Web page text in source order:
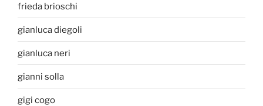
frieda brioschi
gianluca diegoli
gianluca neri
gianni solla
gigi cogo